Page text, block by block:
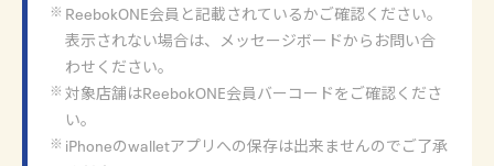
ReebokONE会員と記載されているかご確認ください。
表示されない場合は、メッセージボードからお問い合
わせください。
対象店舗はReebokONE会員バーコードをご確認くださ
い。
iPhoneのwalletアプリへの保存は出来ませんのでご了承